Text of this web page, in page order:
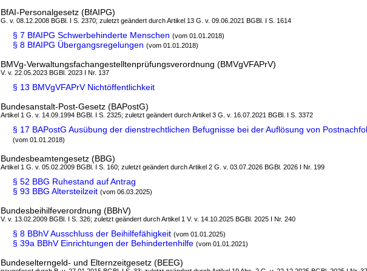
BfAI-Personalgesetz (BfAIPG)
G. v. 08.12.2008 BGBl. I S. 2370; zuletzt geändert durch Artikel 13 G. v. 09.06.2021 BGBl. I S. 1614
§ 7 BfAIPG Schwerbehinderte Menschen (vom 01.01.2018)
§ 8 BfAIPG Übergangsregelungen (vom 01.01.2018)
BMVg-Verwaltungsfachangestelltenprüfungsverordnung (BMVgVFAPrV)
V. v. 22.05.2023 BGBl. 2023 I Nr. 137
§ 13 BMVgVFAPrV Nichtöffentlichkeit
Bundesanstalt-Post-Gesetz (BAPostG)
Artikel 1 G. v. 14.09.1994 BGBl. I S. 2325; zuletzt geändert durch Artikel 3 G. v. 16.07.2021 BGBl. I S. 3372
§ 17 BAPostG Ausübung der dienstrechtlichen Befugnisse bei der Auflösung von
(vom 01.01.2018)
Bundesbeamtengesetz (BBG)
Artikel 1 G. v. 05.02.2009 BGBl. I S. 160; zuletzt geändert durch Artikel 2 G. v. 03.07.2026 BGBl. 2026 I Nr. 199
§ 52 BBG Ruhestand auf Antrag
§ 93 BBG Altersteilzeit (vom 06.03.2025)
Bundesbeihilfeverordnung (BBhV)
V. v. 13.02.2009 BGBl. I S. 326; zuletzt geändert durch Artikel 1 V. v. 14.10.2025 BGBl. 2025 I Nr. 240
§ 8 BBhV Ausschluss der Beihilfefähigkeit (vom 01.01.2025)
§ 39a BBhV Einrichtungen der Behindertenhilfe (vom 01.01.2021)
Bundeselterngeld- und Elternzeitgesetz (BEEG)